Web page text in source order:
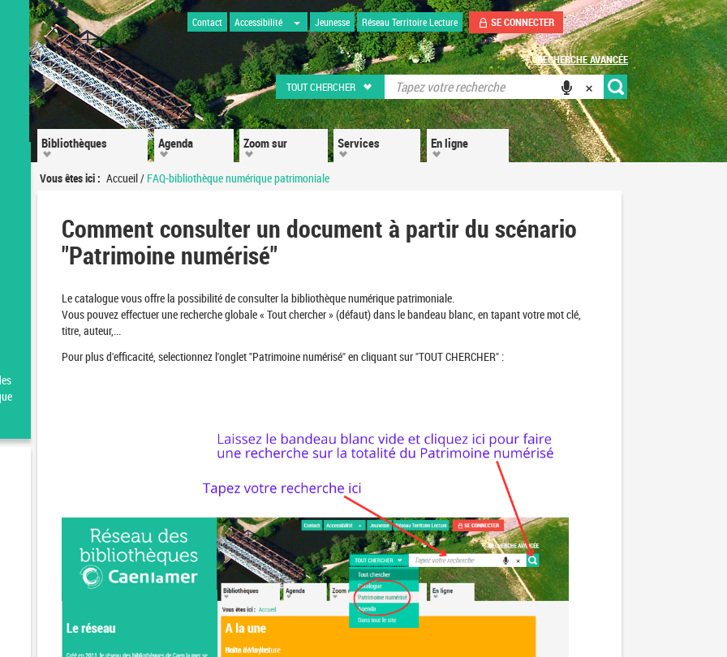
Contact Accessibilité Jeunesse Réseau Territoire Lecture SE CONNECTER
TOUT CHERCHER
RECHERCHE AVANCÉE
Vous êtes ici : Accueil/ FAQ-bibliothèque numérique patrimoniale
Bibliothèques Agenda Zoom sur Services En ligne
Comment consulter un document à partir du scénario
"Patrimoine numérisé"
Le catalogue vous offre la possibilité de consulter la bibliothèque numérique patrimoniale.
Vous pouvez effectuer une recherche globale « Tout chercher » (défaut) dans le bandeau blanc, en tapant votre mot clé,
titre, auteur,...
Pour plus d'efficacité, selectionnez l'onglet "Patrimoine numérisé" en cliquant sur "TOUT CHERCHER" :